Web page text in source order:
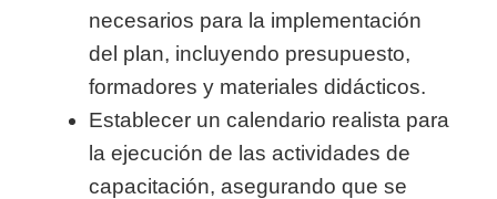
necesarios para la implementación
del plan, incluyendo presupuesto,
formadores y materiales didácticos.
Establecer un calendario realista para
la ejecución de las actividades de
capacitación, asegurando que se